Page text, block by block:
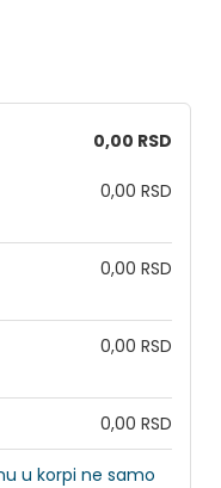
0,00 RSD
0,00 RSD
0,00 RSD
0,00 RSD
0,00 RSD
u korpi ne samo